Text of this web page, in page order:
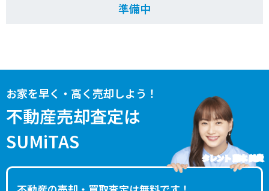
準備中
お家を早く・高く売却しよう！
不動産売却査定は
SUMiTAS
タレント 藤本 美貴